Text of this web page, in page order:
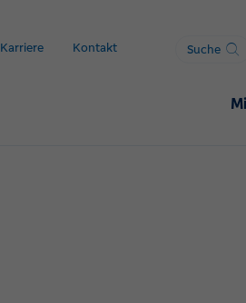
Karriere Kontakt Suche